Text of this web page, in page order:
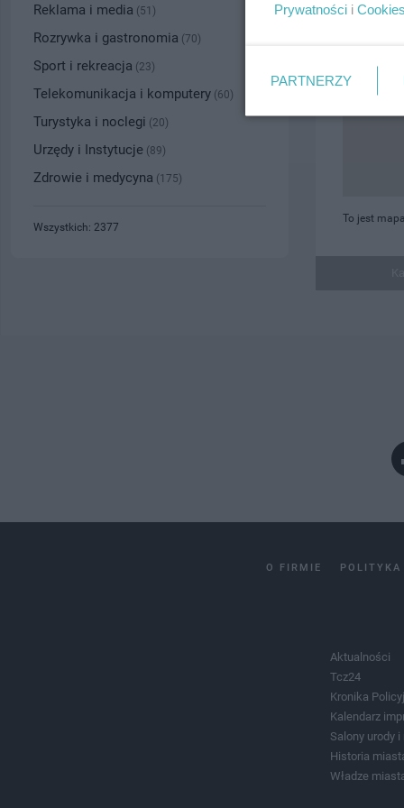
To jest
Reklama i media (51)
Rozrywka i gastronomia (70)
Sport i rekreacja (23)
Telekomunikacja i komputery (60)
Turystyka i noclegi (20)
Urzędy i Instytucje (89)
Zdrowie i medycyna (175)
Wszystkich: 2377
O FIRMIE POLITYKA
Aktualności
Tcz24
Kronika
Kalendarz
Salony urody i
Historia
Władze
Prywatności i Cookies
PARTNERZY